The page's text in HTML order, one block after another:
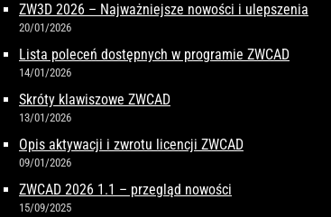
ZW3D 2026 – Najważniejsze nowości i ulepszenia
20/01/2026
Lista poleceń dostępnych w programie ZWCAD
14/01/2026
Skróty klawiszowe ZWCAD
13/01/2026
Opis aktywacji i zwrotu licencji ZWCAD
09/01/2026
ZWCAD 2026 1.1 – przegląd nowości
15/09/2025